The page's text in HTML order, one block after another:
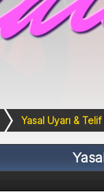
Yasal Uyarı & Telif